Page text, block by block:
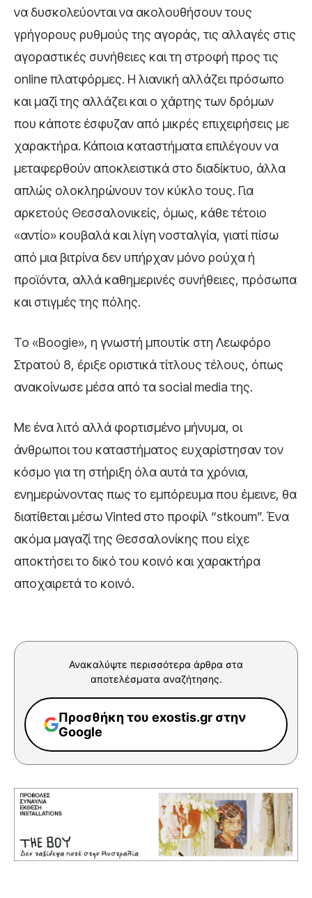
να δυσκολεύονται να ακολουθήσουν τους
γρήγορους ρυθμούς της αγοράς, τις αλλαγές στις
αγοραστικές συνήθειες και τη στροφή προς τις
online πλατφόρμες. Η λιανική αλλάζει πρόσωπο
και μαζί της αλλάζει και ο χάρτης των δρόμων
που κάποτε έσφυζαν από μικρές επιχειρήσεις με
χαρακτήρα. Κάποια καταστήματα επιλέγουν να
μεταφερθούν αποκλειστικά στο διαδίκτυο, άλλα
απλώς ολοκληρώνουν τον κύκλο τους. Για
αρκετούς Θεσσαλονικείς, όμως, κάθε τέτοιο
«αντίο» κουβαλά και λίγη νοσταλγία, γιατί πίσω
από μια βιτρίνα δεν υπήρχαν μόνο ρούχα ή
προϊόντα, αλλά καθημερινές συνήθειες, πρόσωπα
και στιγμές της πόλης.
Το «Boogie», η γνωστή μπουτίκ στη Λεωφόρο
Στρατού 8, έριξε οριστικά τίτλους τέλους, όπως
ανακοίνωσε μέσα από τα social media της.
Με ένα λιτό αλλά φορτισμένο μήνυμα, οι
άνθρωποι του καταστήματος ευχαρίστησαν τον
κόσμο για τη στήριξη όλα αυτά τα χρόνια,
ενημερώνοντας πως το εμπόρευμα που έμεινε, θα
διατίθεται μέσω Vinted στο προφίλ “stkoum”. Ένα
ακόμα μαγαζί της Θεσσαλονίκης που είχε
αποκτήσει το δικό του κοινό και χαρακτήρα
αποχαιρετά το κοινό.
Ανακαλύψτε περισσότερα άρθρα στα
αποτελέσματα αναζήτησης.
Προσθήκη του exostis.gr στην
Google